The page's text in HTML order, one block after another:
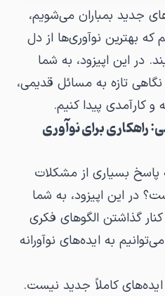
جدید بمباران می‌شویم،
بهترین نوآوری‌ها از دل
در این اپیزود، به شما
تازه به مسائل قدیمی،
و کارآمدی پیدا کنیم.
راهکاری برای نوآوری
پاسخ بسیاری از مشکلات
در این اپیزود، به شما
گذاشتن الگوهای فکری
به ایده‌های نوآورانه
ایده‌های کاملاً جدید نیست.